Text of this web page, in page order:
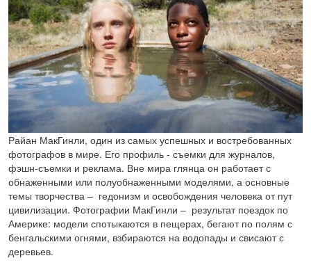
Райан МакГинли, один из самых успешных и востребованных
фотографов в мире. Его профиль - съемки для журналов,
фэшн-съемки и реклама. Вне мира глянца он работает с
обнаженными или полуобнаженными моделями, а основные
темы творчества – гедонизм и освобождения человека от пут
цивилизации. Фотографии МакГинли – результат поездок по
Америке: модели спотыкаются в пещерах, бегают по полям с
бенгальскими огнями, взбираются на водопады и свисают с
деревьев.